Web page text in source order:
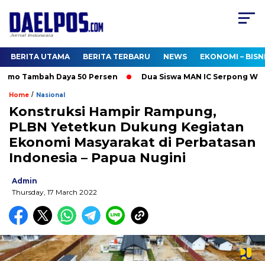
BERITA UTAMA BERITA TERBARU NEWS EKONOMI –
Tambah Daya 50 Persen Dua Siswa MAN IC Serpong
Home / Nasional
Konstruksi Hampir Rampung,
PLBN Yetetkun Dukung Kegiatan
Ekonomi Masyarakat di Perbatasan
Indonesia – Papua Nugini
Admin
Thursday, 17 March 2022